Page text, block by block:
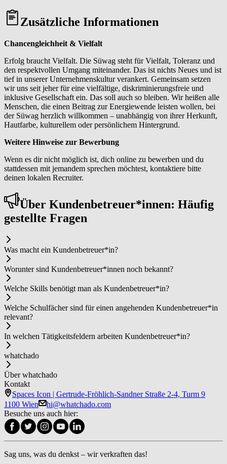
Zusätzliche Informationen
Chancengleichheit & Vielfalt
Erfolg braucht Vielfalt. Die Süwag steht für Vielfalt, Toleranz und
den respektvollen Umgang miteinander. Das ist nichts Neues und ist
tief in unserer Unternehmenskultur verankert. Gemeinsam setzen
wir uns seit jeher für eine vielfältige, diskriminierungsfreie und
inklusive Gesellschaft ein. Das soll auch so bleiben. Wir heißen alle
Menschen, die einen Beitrag zur Energiewende leisten wollen, bei
der Süwag herzlich willkommen – unabhängig von ihrer Herkunft,
Hautfarbe, kulturellem oder persönlichem Hintergrund.
Weitere Hinweise zur Bewerbung
Wenn es dir nicht möglich ist, dich online zu bewerben und du
stattdessen mit jemandem sprechen möchtest, kontaktiere bitte
deinen lokalen Recruiter.
Über Kun­den­be­treu­er*in­nen: Häufig
gestellte Fragen
Was macht ein Kun­den­be­treu­er*in?
Worunter sind Kun­den­be­treu­er*in­nen noch bekannt?
Welche Skills benötigt man als Kun­den­be­treu­er*in?
Welche Schulfächer sind für einen angehenden Kun­den­be­treu­er*in
relevant?
In welchen Tätigkeitsfeldern arbeiten Kun­den­be­treu­er*in?
whatchado
Über whatchado
Kontakt
Spaces Icon | Gertrude-Fröhlich-Sandner Straße 2-4, Turm 9
1100 Wien
hi@whatchado.com
Besuche uns auch hier:
Sag uns, was du denkst – wir verkraften das!